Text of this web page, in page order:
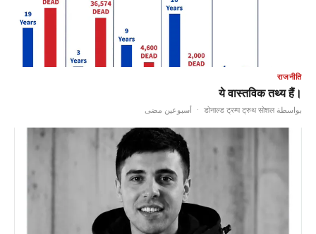
राजनीति
ये वास्तविक तथ्य हैं।
بواسطة डोनाल्ड ट्रम्प ट्रुथ सोशल · أسبوعين مضى